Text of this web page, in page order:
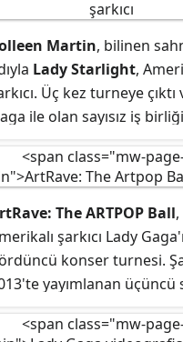
Martin, bilinen
Lady Starlight,
Üç kez turneye çıktı
ile olan sayısız iş
The ARTPOP Ball,
şarkıcı Lady
konser turnesi.
yayımlanan üçüncü
amacıyla 4 Mayıs 2014'te